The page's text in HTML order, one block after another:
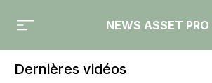
NEWS ASSET PRO
Toutes les vidéos de News Asset Pro
Dernières vidéos